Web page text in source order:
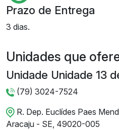
Prazo de Entrega
3 dias.
Unidades que
Unidade Unidade 13
(79) 3024-7524
R. Dep. Euclídes Paes
Aracaju - SE, 49020-005